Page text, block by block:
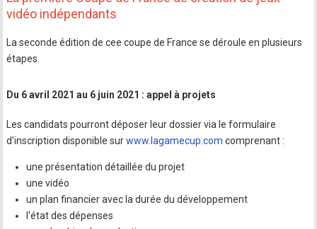
vidéo indépendants
La seconde édition de cee coupe de France se déroule en plusieurs
étapes.
Du 6 avril 2021 au 6 juin 2021 : appel à projets
Les candidats pourront déposer leur dossier via le formulaire
d'inscription disponible surwww.lagamecup.com comprenant :
une présentation détaillée du projet
une vidéo
un plan financier avec la durée du développement
l'état des dépenses